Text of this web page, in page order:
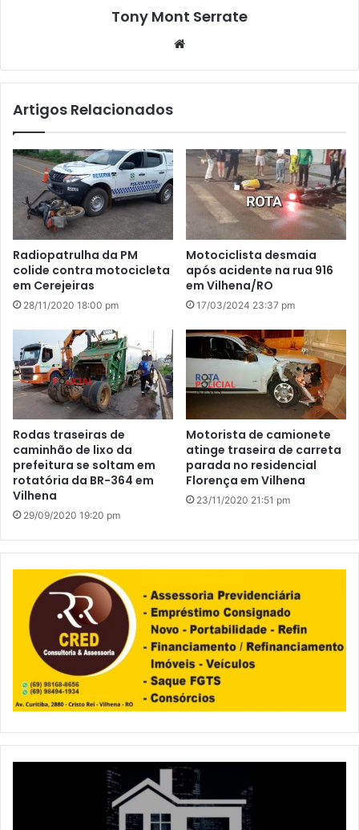
Tony Mont Serrate
te
Artigos Relacionados
Radiopatrulha da PM
colide contra motocicleta
em Cerejeiras
28/11/2020 18:00 pm
Motociclista desmaia
após acidente na rua 916
em Vilhena/RO
17/03/2024 23:37 pm
Rodas traseiras de
caminhão de lixo da
prefeitura se soltam em
rotatória da BR-364 em
Vilhena
29/09/2020 19:20 pm
Motorista de camionete
atinge traseira de carreta
parada no residencial
Florença em Vilhena
23/11/2020 21:51 pm